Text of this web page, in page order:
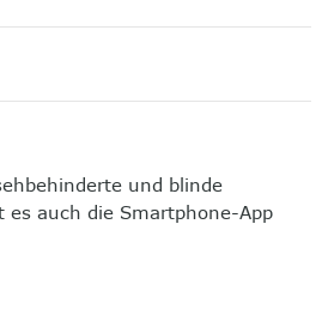
und blinde
es auch die Smartphone-App